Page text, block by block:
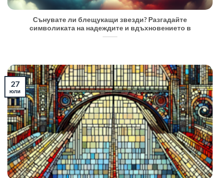
Сънувате ли блещукащи звезди? Разгадайте
символиката на надеждите и вдъхновението в
27
юли